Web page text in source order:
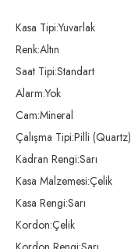
Kasa Tipi:Yuvarlak
Renk:Altın
Saat Tipi:Standart
Alarm:Yok
Cam:Mineral
Çalışma Tipi:Pilli (Quartz)
Kadran Rengi:Sarı
Kasa Malzemesi:Çelik
Kasa Rengi:Sarı
Kordon:Çelik